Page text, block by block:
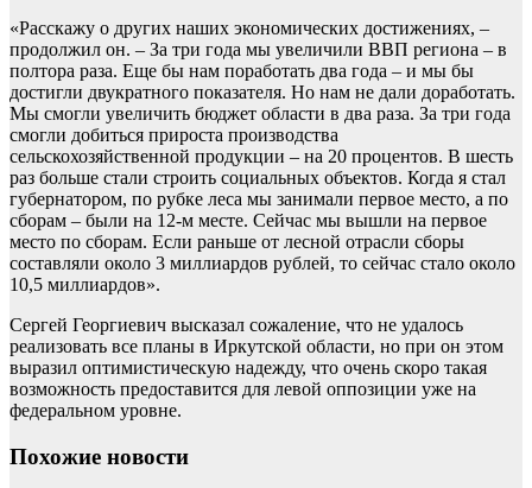
«Расскажу о других наших экономических достижениях, –
продолжил он. – За три года мы увеличили ВВП региона – в
полтора раза. Еще бы нам поработать два года – и мы бы
достигли двукратного показателя. Но нам не дали доработать.
Мы смогли увеличить бюджет области в два раза. За три года
смогли добиться прироста производства
сельскохозяйственной продукции – на 20 процентов. В шесть
раз больше стали строить социальных объектов. Когда я стал
губернатором, по рубке леса мы занимали первое место, а по
сборам – были на 12-м месте. Сейчас мы вышли на первое
место по сборам. Если раньше от лесной отрасли сборы
составляли около 3 миллиардов рублей, то сейчас стало около
10,5 миллиардов».
Сергей Георгиевич высказал сожаление, что не удалось
реализовать все планы в Иркутской области, но при он этом
выразил оптимистическую надежду, что очень скоро такая
возможность предоставится для левой оппозиции уже на
федеральном уровне.
Похожие новости